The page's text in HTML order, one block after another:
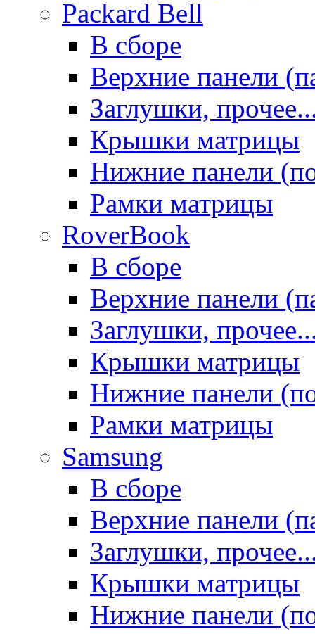
Packard Bell
В сборе
Верхние панели
Заглушки,
Крышки матрицы
Нижние панели
Рамки матрицы
RoverBook
В сборе
Верхние панели
Заглушки,
Крышки матрицы
Нижние панели
Рамки матрицы
Samsung
В сборе
Верхние панели
Заглушки,
Крышки матрицы
Нижние панели